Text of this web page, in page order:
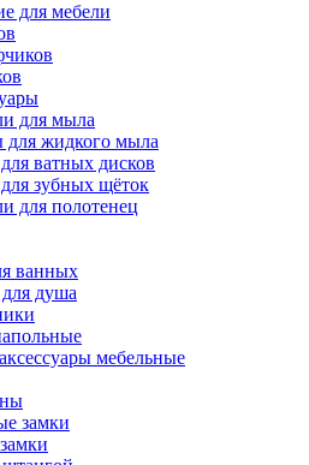
для мебели
для мыла
для жидкого мыла
ватных дисков
зубных щёток
для полотенец
ванных
душа
мебельные
замки